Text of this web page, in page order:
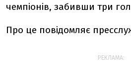
чемпіонів, забивши три
Про це повідомляє
РЕКЛАМА: